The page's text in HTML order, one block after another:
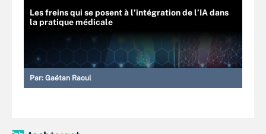
Les freins qui se posent à l’intégration de l’IA dans
la pratique médicale
Par: Gaétan Raoul